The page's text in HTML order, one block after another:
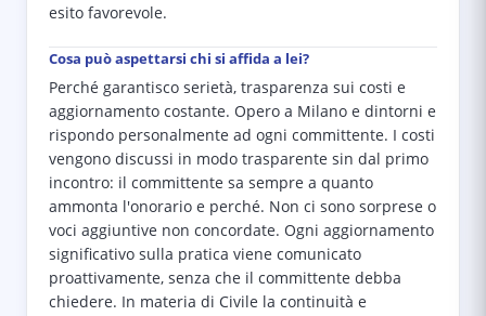
esito favorevole.
Cosa può aspettarsi chi si affida a lei?
Perché garantisco serietà, trasparenza sui costi e
aggiornamento costante. Opero a Milano e dintorni e
rispondo personalmente ad ogni committente. I costi
vengono discussi in modo trasparente sin dal primo
incontro: il committente sa sempre a quanto
ammonta l'onorario e perché. Non ci sono sorprese o
voci aggiuntive non concordate. Ogni aggiornamento
significativo sulla pratica viene comunicato
proattivamente, senza che il committente debba
chiedere. In materia di Civile la continuità e